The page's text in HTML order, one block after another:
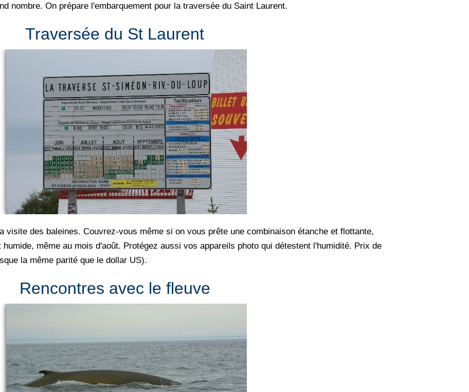
nombre. On prépare l'embarquement pour la traversée du Saint Laurent.
Traversée du St Laurent
visite des baleines. Couvrez-vous même si on vous prête une combinaison étanche et flottante,
même au mois d'août. Protégez aussi vos appareils photo qui détestent l'humidité. Prix de
la même parité que le dollar US).
Rencontres avec le fleuve